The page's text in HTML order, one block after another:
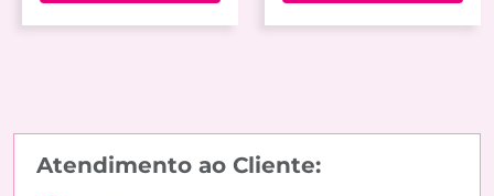
Atendimento ao Cliente: